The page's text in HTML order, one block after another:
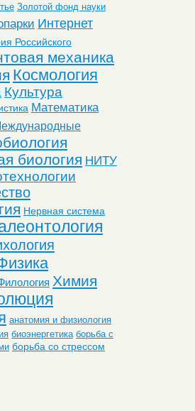
Золотой фонд науки
Интернет
Российского
механика
Космология
Культура
Математика
биология НИТУ
Нервная система
Химия
анатомия и физиология
биоэнергетика борьба с
борьба со стрессом